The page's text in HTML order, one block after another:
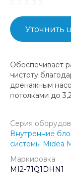
Уточнить
Обеспечивает
чистоту
дренажным
потолками до
Серия
Внутренние
системы Midea
Маркировка
MI2-71Q1DHN1